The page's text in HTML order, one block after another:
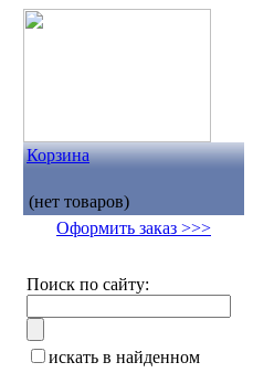
Корзина
(нет товаров)
Оформить заказ >>>
Поиск по сайту:
искать в найденном